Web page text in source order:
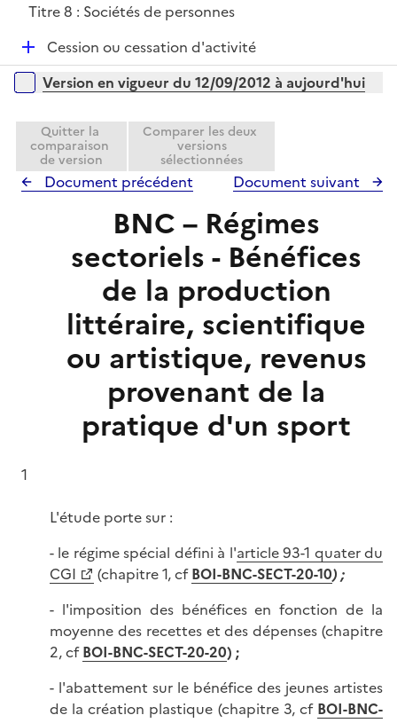
i
e
r
Titre 8 : Sociétés de personnes
D
é
p
e
r
Cession ou cessation d'activité
Versions sur la période
Version en vigueur du 12/09/2012 à aujourd'hui
Quitter la
comparaison
de version
Comparer les deux
versions
sélectionnées
Document précédent Document suivant
BNC – Régimes
sectoriels - Bénéfices
de la production
littéraire, scientifique
ou artistique, revenus
provenant de la
pratique d'un sport
1
L'étude porte sur :
- le régime spécial défini à l'article 93-1 quater du
CGI
(chapitre 1, cf BOI-BNC-SECT-20-10) ;
- l'imposition des bénéfices en fonction de la
moyenne des recettes et des dépenses (chapitre
2, cf BOI-BNC-SECT-20-20) ;
- l'abattement sur le bénéfice des jeunes artistes
de la création plastique (chapitre 3, cf BOI-BNC-